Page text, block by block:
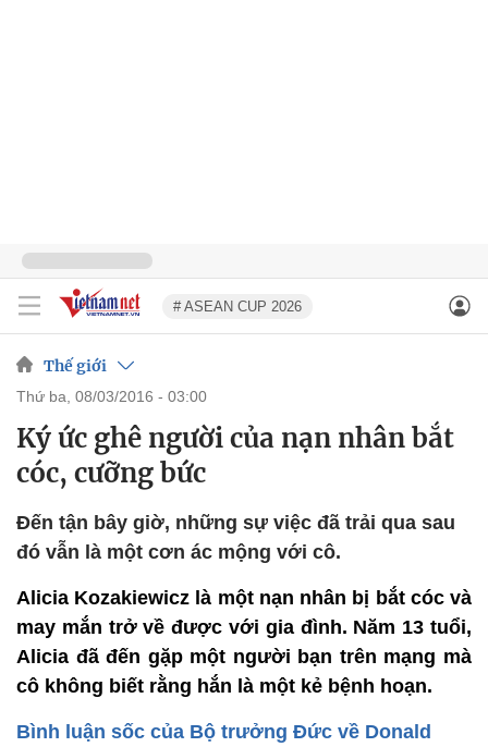
# ASEAN CUP 2026
Thế giới
thứ ba, 08/03/2016 - 03:00
Ký ức ghê người của nạn nhân bắt
cóc, cưỡng bức
Đến tận bây giờ, những sự việc đã trải qua sau
đó vẫn là một cơn ác mộng với cô.
Alicia Kozakiewicz là một nạn nhân bị bắt cóc và
may mắn trở về được với gia đình. Năm 13 tuổi,
Alicia đã đến gặp một người bạn trên mạng mà
cô không biết rằng hắn là một kẻ bệnh hoạn.
Bình luận sốc của Bộ trưởng Đức về Donald